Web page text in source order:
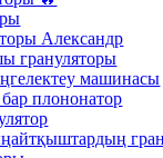
Александр
грануляторы
машинасы
плононатор